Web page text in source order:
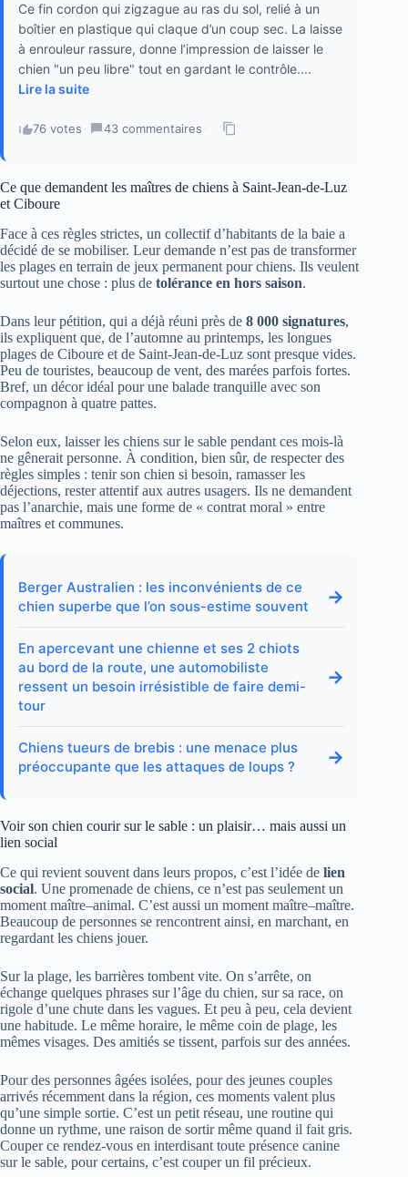
Ce fin cordon qui zigzague au ras du sol, relié à un
boîtier en plastique qui claque d’un coup sec. La laisse
à enrouleur rassure, donne l’impression de laisser le
chien "un peu libre" tout en gardant le contrôle....
Lire la suite
76 votes · 43 commentaires ·
Ce que demandent les maîtres de chiens à Saint-Jean-de-Luz
et Ciboure
Face à ces règles strictes, un collectif d’habitants de la baie a
décidé de se mobiliser. Leur demande n’est pas de transformer
les plages en terrain de jeux permanent pour chiens. Ils veulent
surtout une chose : plus de tolérance en hors saison.
Dans leur pétition, qui a déjà réuni près de 8 000 signatures,
ils expliquent que, de l’automne au printemps, les longues
plages de Ciboure et de Saint-Jean-de-Luz sont presque vides.
Peu de touristes, beaucoup de vent, des marées parfois fortes.
Bref, un décor idéal pour une balade tranquille avec son
compagnon à quatre pattes.
Selon eux, laisser les chiens sur le sable pendant ces mois-là
ne gênerait personne. À condition, bien sûr, de respecter des
règles simples : tenir son chien si besoin, ramasser les
déjections, rester attentif aux autres usagers. Ils ne demandent
pas l’anarchie, mais une forme de « contrat moral » entre
maîtres et communes.
Berger Australien : les inconvénients de ce
chien superbe que l’on sous-estime souvent
→
En apercevant une chienne et ses 2 chiots
au bord de la route, une automobiliste
ressent un besoin irrésistible de faire demi-
tour
→
Chiens tueurs de brebis : une menace plus
préoccupante que les attaques de loups ?
→
Voir son chien courir sur le sable : un plaisir… mais aussi un
lien social
Ce qui revient souvent dans leurs propos, c’est l’idée de lien
social. Une promenade de chiens, ce n’est pas seulement un
moment maître–animal. C’est aussi un moment maître–maître.
Beaucoup de personnes se rencontrent ainsi, en marchant, en
regardant les chiens jouer.
Sur la plage, les barrières tombent vite. On s’arrête, on
échange quelques phrases sur l’âge du chien, sur sa race, on
rigole d’une chute dans les vagues. Et peu à peu, cela devient
une habitude. Le même horaire, le même coin de plage, les
mêmes visages. Des amitiés se tissent, parfois sur des années.
Pour des personnes âgées isolées, pour des jeunes couples
arrivés récemment dans la région, ces moments valent plus
qu’une simple sortie. C’est un petit réseau, une routine qui
donne un rythme, une raison de sortir même quand il fait gris.
Couper ce rendez-vous en interdisant toute présence canine
sur le sable, pour certains, c’est couper un fil précieux.